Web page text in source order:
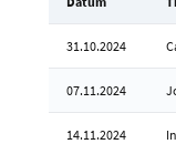
31.10.2024
07.11.2024
14.11.2024